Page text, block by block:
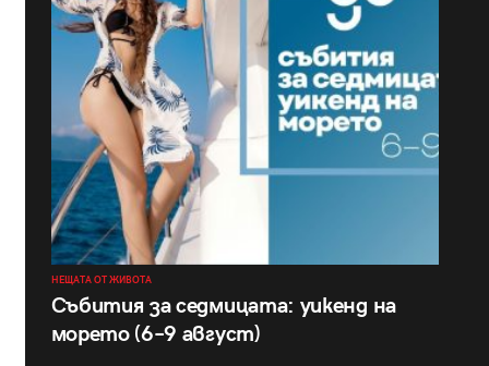
НЕЩАТА ОТ ЖИВОТА
Събития за седмицата: уикенд на
морето (6–9 август)